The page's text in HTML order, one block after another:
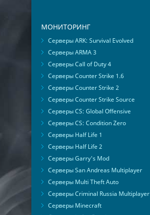
МОНИТОРИНГ
Серверы ARK: Survival Evolved
Серверы ARMA 3
Серверы Call of Duty 4
Серверы Counter Strike 1.6
Серверы Counter Strike 2
Серверы Counter Strike Source
Серверы CS: Global Offensive
Серверы CS: Condition Zero
Серверы Half Life 1
Серверы Half Life 2
Серверы Garry's Mod
Серверы San Andreas Multiplayer
Серверы Multi Theft Auto
Серверы Criminal Russia Multiplayer
Серверы Minecraft